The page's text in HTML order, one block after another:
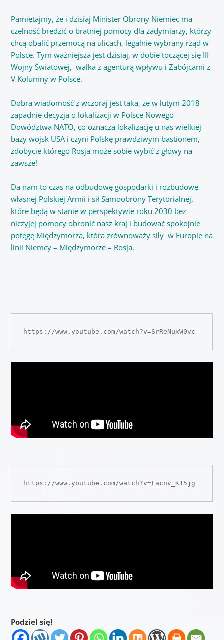
Pamiętajmy, że i dzisiaj Minister Obrony Niemiec ma
czelność bredzić o bratniej pomocy dla zadymiarzy, którzy
chcą obalić przemocą na ulicach, legalnie wybrany rząd w
Polsce. Tym ważniejsza jest dzisiaj, w dobie toczącej się III
Wojny Światowej, walka z agenturą wpływu i Zabójcami z
V Kolumny w Polsce.
Dobra wiadomość z wczoraj jest taka, że w lutym 2018
zapadnie decyzja o lokalizacji w Polsce Nowego
Dowództwa NATO, co oznacza lokalizację u nas wielkiej
bazy wojsk USA i czyni Polskę prawdziwym bastionem,
zdobycie którego Rosja może sobie wybić z głowy na
zawsze!
Da nam to czas na odbudowę gospodarki i rozbudowę
własnej Polskiej Armii i sił Samoobrony Terytorialnej,
które będą w stanie w perspektywie roku 2030 bez
niczyjej pomocy obronić nasz kraj i budować spokojnie
potęgę Międzymorza, która zrównoważy siły w Europie na
linii Niemcy – Międzymorze – Rosja.
https://www.youtube.com/watch?v=SrReNuxW0vc
https://www.youtube.com/watch?v=Facnv_K15jg
Podziel się!